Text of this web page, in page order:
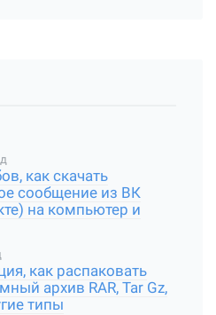
как скачать
сообщение из ВК
на компьютер и
как распаковать
архив RAR, Tar Gz,
типы